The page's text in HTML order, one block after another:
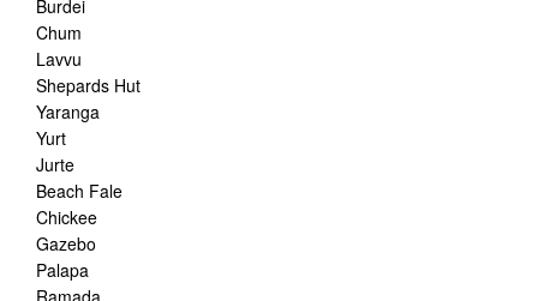
Burdei
Chum
Lavvu
Shepards Hut
Yaranga
Yurt
Jurte
Beach Fale
Chickee
Gazebo
Palapa
Ramada